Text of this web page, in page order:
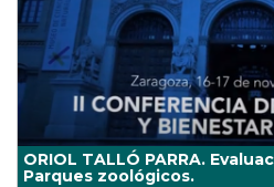
ORIOL TALLÓ PARRA.
Parques zoológicos.